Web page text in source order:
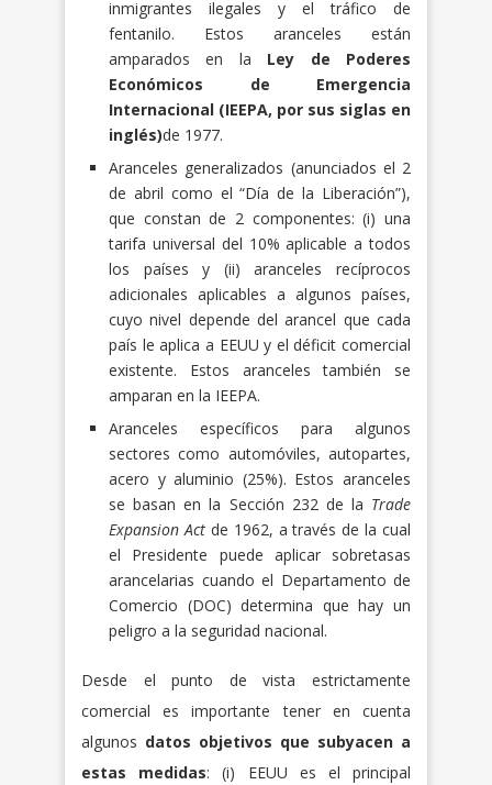
inmigrantes ilegales y el tráfico de
fentanilo. Estos aranceles están
amparados en la Ley de Poderes
Económicos de Emergencia
Internacional (IEEPA, por sus siglas en
inglés)de 1977.
Aranceles generalizados (anunciados el 2
de abril como el “Día de la Liberación”),
que constan de 2 componentes: (i) una
tarifa universal del 10% aplicable a todos
los países y (ii) aranceles recíprocos
adicionales aplicables a algunos países,
cuyo nivel depende del arancel que cada
país le aplica a EEUU y el déficit comercial
existente. Estos aranceles también se
amparan en la IEEPA.
Aranceles específicos para algunos
sectores como automóviles, autopartes,
acero y aluminio (25%). Estos aranceles
se basan en la Sección 232 de la Trade
Expansion Actde 1962, a través de la cual
el Presidente puede aplicar sobretasas
arancelarias cuando el Departamento de
Comercio (DOC) determina que hay un
peligro a la seguridad nacional.
Desde el punto de vista estrictamente
comercial es importante tener en cuenta
algunos datos objetivos que subyacen a
estas medidas: (i) EEUU es el principal